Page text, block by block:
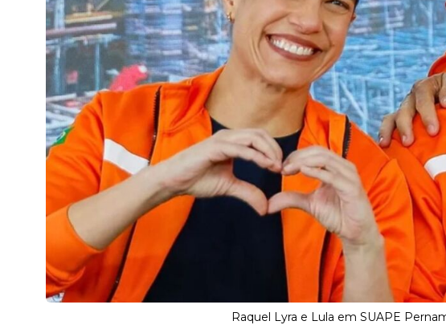
Raquel Lyra e Lula em SUAPE